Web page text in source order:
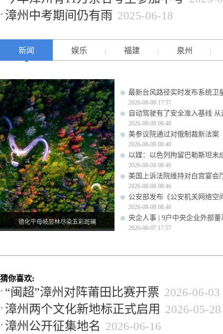
漳州中考期间仍有雨 2025-06-18
新闻 娱乐 福建 泉州
德化牛母岐层林尽染五彩斑斓
最新台风路径实时发布系统卫
2026-08-08 17:57
自动驾驶有了安全准入基线
2026-08-08 08:48
美参议院通过对俄制裁新法案
2026-08-08 08:48
以媒：以色列拘留巴勒斯坦未
2026-08-08 08:46
美国上诉法院维持对白宫宴会
2026-08-08 08:46
公安部发布《公安机关网络空
2026-08-08 08:46
央企人事 | 9户中央企业外部
2026-08-07 17:57
猜你喜欢:
“闽超”漳州对阵莆田比赛开票 2026-06-03
漳州两个文化新地标正式启用 2026-05-28
漳州公开征集地名 2026-06-16